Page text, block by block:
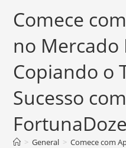
Comece
no Mercado
Copiando o
Sucesso
> General > Comece com